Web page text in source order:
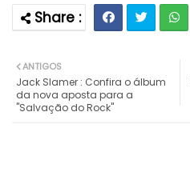
ANTIGOS
Jack Slamer : Confira o álbum
da nova aposta para a
"Salvação do Rock"